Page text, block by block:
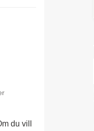
du vill